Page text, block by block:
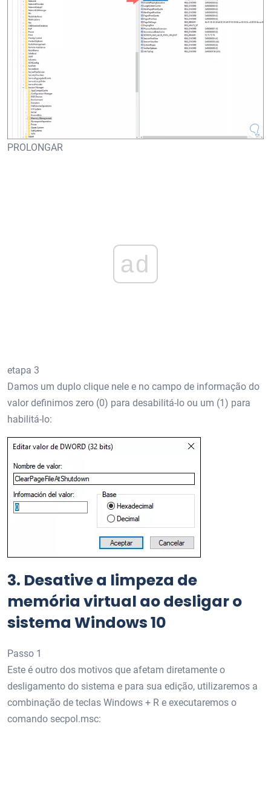
PROLONGAR
ad
etapa 3
Damos um duplo clique nele e no campo de informação do
valor definimos zero (0) para desabilitá-lo ou um (1) para
habilitá-lo:
3. Desative a limpeza de
memória virtual ao desligar o
sistema Windows 10
Passo 1
Este é outro dos motivos que afetam diretamente o
desligamento do sistema e para sua edição, utilizaremos a
combinação de teclas Windows + R e executaremos o
comando secpol.msc: